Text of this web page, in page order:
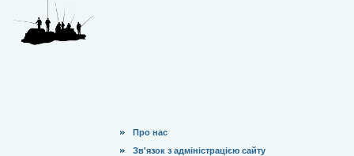
Про нас
Зв'язок з адміністрацією сайту